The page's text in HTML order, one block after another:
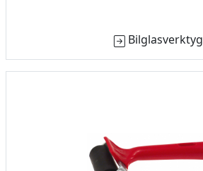
Bilglasverktyg